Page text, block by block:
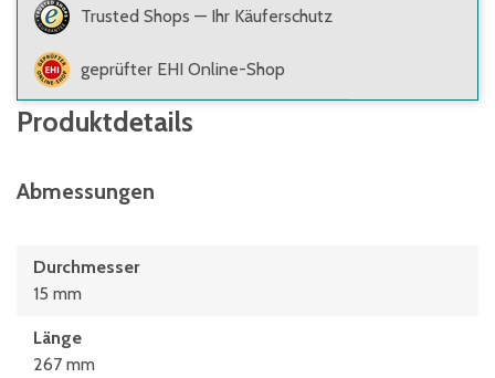
Trusted Shops — Ihr Käuferschutz
geprüfter EHI Online-Shop
Produktdetails
Abmessungen
Durchmesser
15 mm
Länge
267 mm